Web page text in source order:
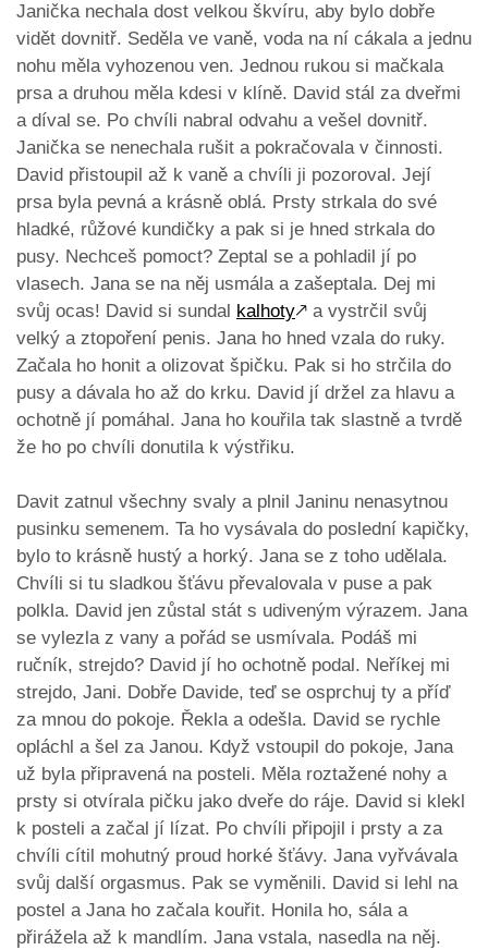
Janička nechala dost velkou škvíru, aby bylo dobře
vidět dovnitř. Seděla ve vaně, voda na ní cákala a jednu
nohu měla vyhozenou ven. Jednou rukou si mačkala
prsa a druhou měla kdesi v klíně. David stál za dveřmi
a díval se. Po chvíli nabral odvahu a vešel dovnitř.
Janička se nenechala rušit a pokračovala v činnosti.
David přistoupil až k vaně a chvíli ji pozoroval. Její
prsa byla pevná a krásně oblá. Prsty strkala do své
hladké, růžové kundičky a pak si je hned strkala do
pusy. Nechceš pomoct? Zeptal se a pohladil jí po
vlasech. Jana se na něj usmála a zašeptala. Dej mi
svůj ocas! David si sundal kalhoty🡕 a vystrčil svůj
velký a ztopoření penis. Jana ho hned vzala do ruky.
Začala ho honit a olizovat špičku. Pak si ho strčila do
pusy a dávala ho až do krku. David jí držel za hlavu a
ochotně jí pomáhal. Jana ho kouřila tak slastně a tvrdě
že ho po chvíli donutila k výstřiku.
Davit zatnul všechny svaly a plnil Janinu nenasytnou
pusinku semenem. Ta ho vysávala do poslední kapičky,
bylo to krásně hustý a horký. Jana se z toho udělala.
Chvíli si tu sladkou šťávu převalovala v puse a pak
polkla. David jen zůstal stát s udiveným výrazem. Jana
se vylezla z vany a pořád se usmívala. Podáš mi
ručník, strejdo? David jí ho ochotně podal. Neříkej mi
strejdo, Jani. Dobře Davide, teď se osprchuj ty a příď
za mnou do pokoje. Řekla a odešla. David se rychle
opláchl a šel za Janou. Když vstoupil do pokoje, Jana
už byla připravená na posteli. Měla roztažené nohy a
prsty si otvírala pičku jako dveře do ráje. David si klekl
k posteli a začal jí lízat. Po chvíli připojil i prsty a za
chvíli cítil mohutný proud horké šťávy. Jana vyřvávala
svůj další orgasmus. Pak se vyměnili. David si lehl na
postel a Jana ho začala kouřit. Honila ho, sála a
přirážela až k mandlím. Jana vstala, nasedla na něj.